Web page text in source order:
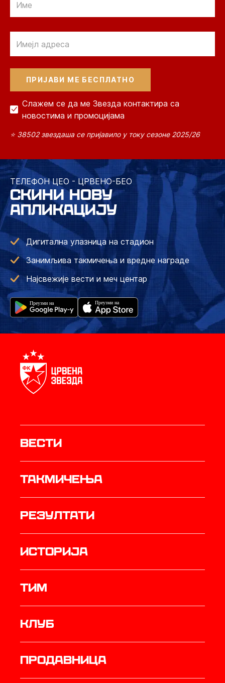
Слажем се да ме Звезда контактира са
новостима и промоцијама
⭐ 38502 звездаша се пријавило у току сезоне 2025/26
ТЕЛЕФОН ЦЕО - ЦРВЕНО-БЕО
СКИНИ НОВУ
АПЛИКАЦИЈУ
Дигитална улазница на стадион
Занимљива такмичења и вредне награде
Најсвежије вести и меч центар
Вести
Такмичења
резултати
историја
ТИМ
Клуб
продавница